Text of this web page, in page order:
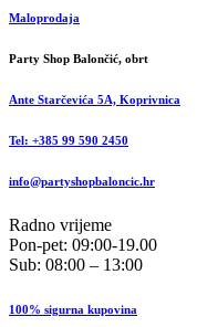
Maloprodaja
Party Shop Balončić, obrt
Ante Starčevića 5A, Koprivnica
Tel: +385 99 590 2450
info@partyshopbaloncic.hr
Radno vrijeme
Pon-pet: 09:00-19.00
Sub: 08:00 – 13:00
100% sigurna kupovina